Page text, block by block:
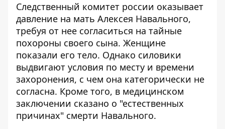
Следственный комитет россии оказывает
давление на мать Алексея Навального,
требуя от нее согласиться на тайные
похороны своего сына. Женщине
показали его тело. Однако силовики
выдвигают условия по месту и времени
захоронения, с чем она категорически не
согласна. Кроме того, в медицинском
заключении сказано о "естественных
причинах" смерти Навального.